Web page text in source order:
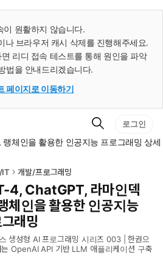
이 원활하지 않습니다.
나 브라우저 캐시 삭제를 진행해주세요.
리디 접속 테스트를 통해 원인을 파악
법을 안내드리겠습니다.
페이지로 이동하기
검
색
로그인
체인을 활용한 인공지능 프로그래밍 상세
IT 개발/프로그래밍
4, ChatGPT, 라마인덱
체인을 활용한 인공지능
래밍
생성형 AI 프로그래밍 시리즈 003 | 한권으
는 OpenAI API 기반 LLM 애플리케이션 구축